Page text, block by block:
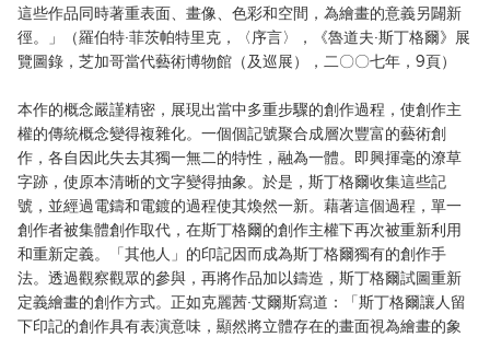
這些作品同時著重表面、畫像、色彩和空間，為繪畫的意義另闢新
徑。」（羅伯特·菲茨帕特里克，〈序言〉，《魯道夫·斯丁格爾》展
覽圖錄，芝加哥當代藝術博物館（及巡展），二〇〇七年，9頁）
本作的概念嚴謹精密，展現出當中多重步驟的創作過程，使創作主
權的傳統概念變得複雜化。一個個記號聚合成層次豐富的藝術創
作，各自因此失去其獨一無二的特性，融為一體。即興揮毫的潦草
字跡，使原本清晰的文字變得抽象。於是，斯丁格爾收集這些記
號，並經過電鑄和電鍍的過程使其煥然一新。藉著這個過程，單一
創作者被集體創作取代，在斯丁格爾的創作主權下再次被重新利用
和重新定義。「其他人」的印記因而成為斯丁格爾獨有的創作手
法。透過觀察觀眾的參與，再將作品加以鑄造，斯丁格爾試圖重新
定義繪畫的創作方式。正如克麗茜·艾爾斯寫道：「斯丁格爾讓人留
下印記的創作具有表演意味，顯然將立體存在的畫面視為繪畫的象